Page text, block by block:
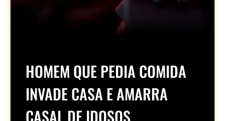
HOMEM QUE PEDIA COMIDA
INVADE CASA E AMARRA
CASAL DE IDOSOS